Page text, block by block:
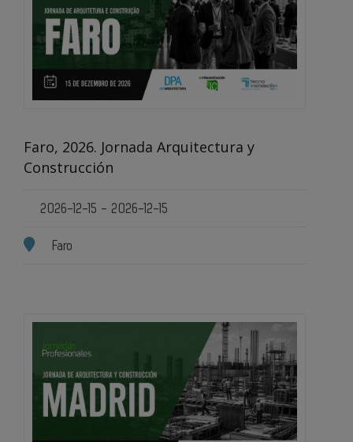
Faro, 2026. Jornada Arquitectura y
Construcción
2026-12-15 - 2026-12-15
Faro